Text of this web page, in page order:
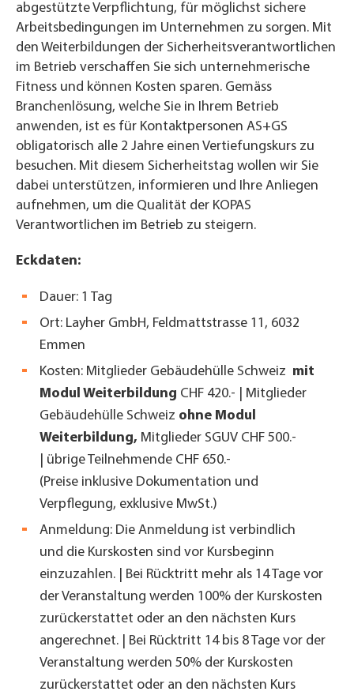
abgestützte Verpflichtung, für möglichst sichere
Arbeitsbedingungen im Unternehmen zu sorgen. Mit
den Weiterbildungen der Sicherheitsverantwortlichen
im Betrieb verschaffen Sie sich unternehmerische
Fitness und können Kosten sparen. Gemäss
Branchenlösung, welche Sie in Ihrem Betrieb
anwenden, ist es für Kontaktpersonen AS+GS
obligatorisch alle 2 Jahre einen Vertiefungskurs zu
besuchen. Mit diesem Sicherheitstag wollen wir Sie
dabei unterstützen, informieren und Ihre Anliegen
aufnehmen, um die Qualität der KOPAS
Verantwortlichen im Betrieb zu steigern.
Eckdaten:
Dauer: 1 Tag
Ort: Layher GmbH, Feldmattstrasse 11, 6032
Emmen
Kosten: Mitglieder Gebäudehülle Schweiz mit
Modul Weiterbildung CHF 420.- | Mitglieder
Gebäudehülle Schweiz ohne Modul
Weiterbildung, Mitglieder SGUV CHF 500.-
| übrige Teilnehmende CHF 650.-
(Preise inklusive Dokumentation und
Verpflegung, exklusive MwSt.)
Anmeldung: Die Anmeldung ist verbindlich
und die Kurskosten sind vor Kursbeginn
einzuzahlen. | Bei Rücktritt mehr als 14 Tage vor
der Veranstaltung werden 100% der Kurskosten
zurückerstattet oder an den nächsten Kurs
angerechnet. | Bei Rücktritt 14 bis 8 Tage vor der
Veranstaltung werden 50% der Kurskosten
zurückerstattet oder an den nächsten Kurs